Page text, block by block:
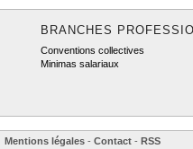
BRANCHES
Conventions collectives
Minimas salariaux
Mentions légales - Contact - RSS